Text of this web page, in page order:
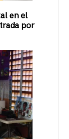
en el
por